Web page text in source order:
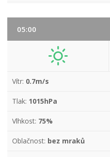
05:00
Vítr: 0.7m/s
Tlak: 1015hPa
Vlhkost: 75%
Oblačnost: bez mraků